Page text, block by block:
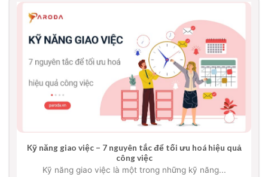
Kỹ năng giao việc – 7 nguyên tắc để tối ưu hoá hiệu quả
công việc
Kỹ năng giao việc là một trong những kỹ năng...